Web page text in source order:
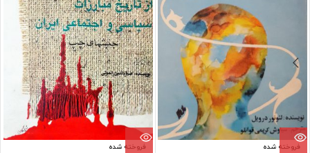
فروخته شده فروخته شده